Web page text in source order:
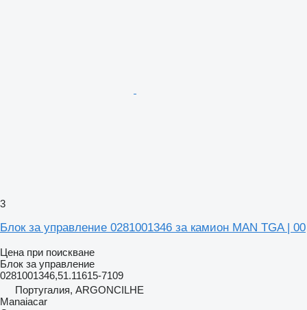
3
Блок за управление 0281001346 за камион MAN TGA | 00
Цена при поискване
Блок за управление
0281001346,51.11615-7109
Португалия, ARGONCILHE
Manaiacar